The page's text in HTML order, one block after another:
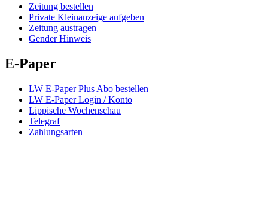
Zeitung bestellen
Private Kleinanzeige aufgeben
Zeitung austragen
Gender Hinweis
E-Paper
LW E-Paper Plus Abo bestellen
LW E-Paper Login / Konto
Lippische Wochenschau
Telegraf
Zahlungsarten